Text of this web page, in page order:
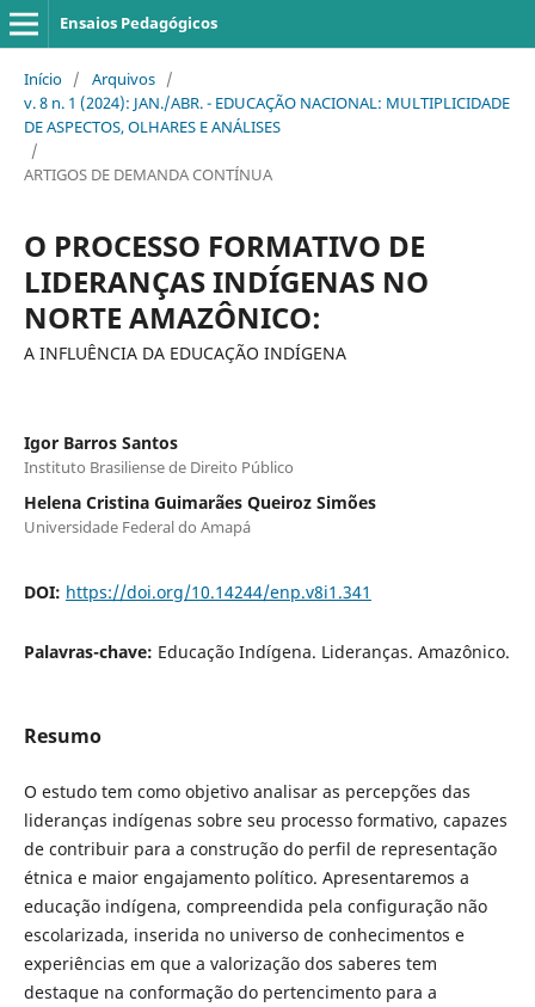
Ensaios Pedagógicos
Início / Arquivos /
v. 8 n. 1 (2024): JAN./ABR. - EDUCAÇÃO NACIONAL: MULTIPLICIDADE
DE ASPECTOS, OLHARES E ANÁLISES
/
ARTIGOS DE DEMANDA CONTÍNUA
O PROCESSO FORMATIVO DE
LIDERANÇAS INDÍGENAS NO
NORTE AMAZÔNICO:
A INFLUÊNCIA DA EDUCAÇÃO INDÍGENA
Igor Barros Santos
Instituto Brasiliense de Direito Público
Helena Cristina Guimarães Queiroz Simões
Universidade Federal do Amapá
DOI: https://doi.org/10.14244/enp.v8i1.341
Palavras-chave: Educação Indígena. Lideranças. Amazônico.
Resumo
O estudo tem como objetivo analisar as percepções das
lideranças indígenas sobre seu processo formativo, capazes
de contribuir para a construção do perfil de representação
étnica e maior engajamento político. Apresentaremos a
educação indígena, compreendida pela configuração não
escolarizada, inserida no universo de conhecimentos e
experiências em que a valorização dos saberes tem
destaque na conformação do pertencimento para a